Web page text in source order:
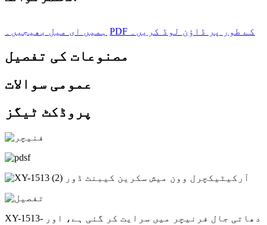
ہمیں ای میل بھیجیں۔ PDF کے طور پر ڈاؤن لوڈ کریں۔
مصنوعات کی تفصیل
عمومی سوالات
پروڈکٹ ٹیگز
XY-1513- دھاتی جال فرنیچر میں سرایت کر گئی ہے، اور